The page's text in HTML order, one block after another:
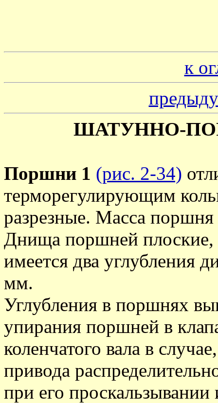
к
ШАТУННО-
Поршни 1 (рис. 2-34)
терморегулирующим
разрезные. Масса поршня
Днища поршней плоские,
имеется два углубления
мм.
Углубления в поршнях
упирания поршней в
коленчатого вала в
привода
при его